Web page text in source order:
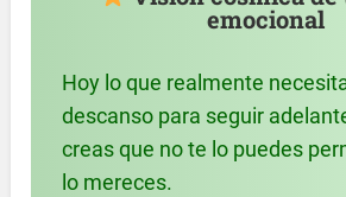
emocional
Hoy lo que realmente
descanso para seguir
creas que no te lo puedes
lo mereces.